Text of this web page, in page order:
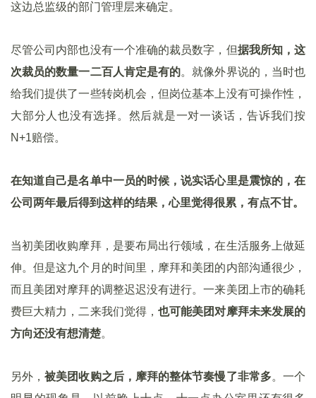
这边总监级的部门管理层来确定。
尽管公司内部也没有一个准确的裁员数字，但据我所知，这
次裁员的数量一二百人肯定是有的。就像外界说的，当时也
给我们提供了一些转岗机会，但岗位基本上没有可操作性，
大部分人也没有选择。然后就是一对一谈话，告诉我们按
N+1赔偿。
在知道自己是名单中一员的时候，说实话心里是震惊的，在
公司两年最后得到这样的结果，心里觉得很累，有点不甘。
当初美团收购摩拜，是要布局出行领域，在生活服务上做延
伸。但是这九个月的时间里，摩拜和美团的内部沟通很少，
而且美团对摩拜的调整迟迟没有进行。一来美团上市的确耗
费巨大精力，二来我们觉得，也可能美团对摩拜未来发展的
方向还没有想清楚。
另外，被美团收购之后，摩拜的整体节奏慢了非常多。一个